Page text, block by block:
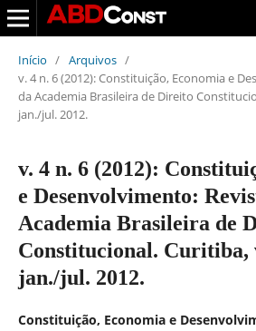
Início / Arquivos /
v. 4 n. 6 (2012): Constituição, Economia e
da Academia Brasileira de Direito
jan./jul. 2012.
v. 4 n. 6 (2012):
e Desenvolvimento:
Academia Brasileira de
Constitucional. Curitiba,
jan./jul. 2012.
Constituição, Economia e